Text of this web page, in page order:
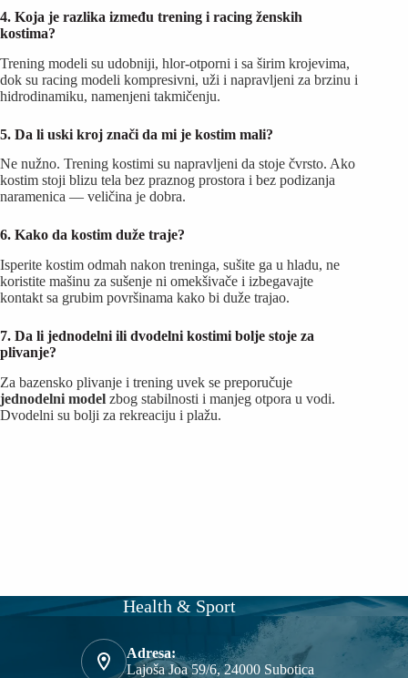
4. Koja je razlika između trening i racing ženskih
kostima?
Trening modeli su udobniji, hlor-otporni i sa širim krojevima,
dok su racing modeli kompresivni, uži i napravljeni za brzinu i
hidrodinamiku, namenjeni takmičenju.
5. Da li uski kroj znači da mi je kostim mali?
Ne nužno. Trening kostimi su napravljeni da stoje čvrsto. Ako
kostim stoji blizu tela bez praznog prostora i bez podizanja
naramenica — veličina je dobra.
6. Kako da kostim duže traje?
Isperite kostim odmah nakon treninga, sušite ga u hladu, ne
koristite mašinu za sušenje ni omekšivače i izbegavajte
kontakt sa grubim površinama kako bi duže trajao.
7. Da li jednodelni ili dvodelni kostimi bolje stoje za
plivanje?
Za bazensko plivanje i trening uvek se preporučuje
jednodelni model zbog stabilnosti i manjeg otpora u vodi.
Dvodelni su bolji za rekreaciju i plažu.
Health & Sport
Adresa:
Lajoša Joa 59/6, 24000 Subotica